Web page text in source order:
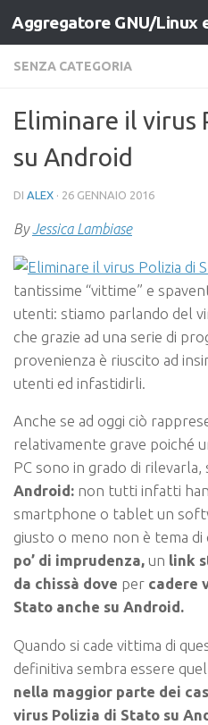
Salta al contenuto
Aggregatore GNU/Linux
SENZA CATEGORIA
Eliminare il virus
su Android
DI ALEX · 26 GENNAIO 2016
ByJessica Lambiase
tantissime “vittime” e
utenti: stiamo parlando del
che grazie ad una serie di
provenienza è riuscito ad
utenti ed infastidirli.
Anche se ad oggi ciò
relativamente grave poiché
PC sono in grado di
Android: non tutti infatti
smartphone o tablet un
giusto o meno non è tema
po’ di imprudenza, un link
da chissà dove per cadere
Stato anche su Android.
Quando si cade vittima di
definitiva sembra essere
nella maggior parte dei
virus Polizia di Stato su